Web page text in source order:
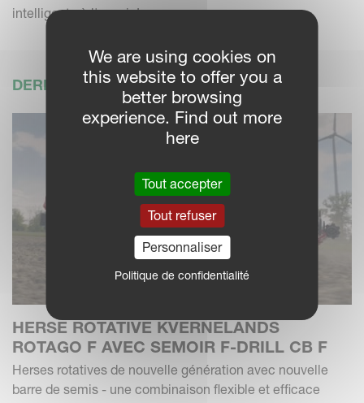
intelligente à l'avenir !
DERNIÈRES ACTUALITÉS
HERSE ROTATIVE KVERNELANDS
ROTAGO F AVEC SEMOIR F-DRILL CB F
Herses rotatives de nouvelle génération avec nouvelle
barre de semis - une combinaison flexible et efficace
We are using cookies on
this website to offer you a
better browsing
experience. Find out more
here
Tout accepter
Tout refuser
Personnaliser
Politique de confidentialité